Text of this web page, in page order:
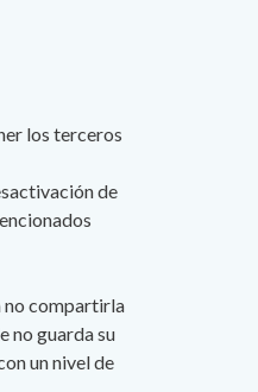
los terceros
de
no compartirla
no guarda su
un nivel de